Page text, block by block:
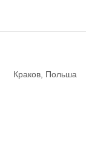
Краков, Польша